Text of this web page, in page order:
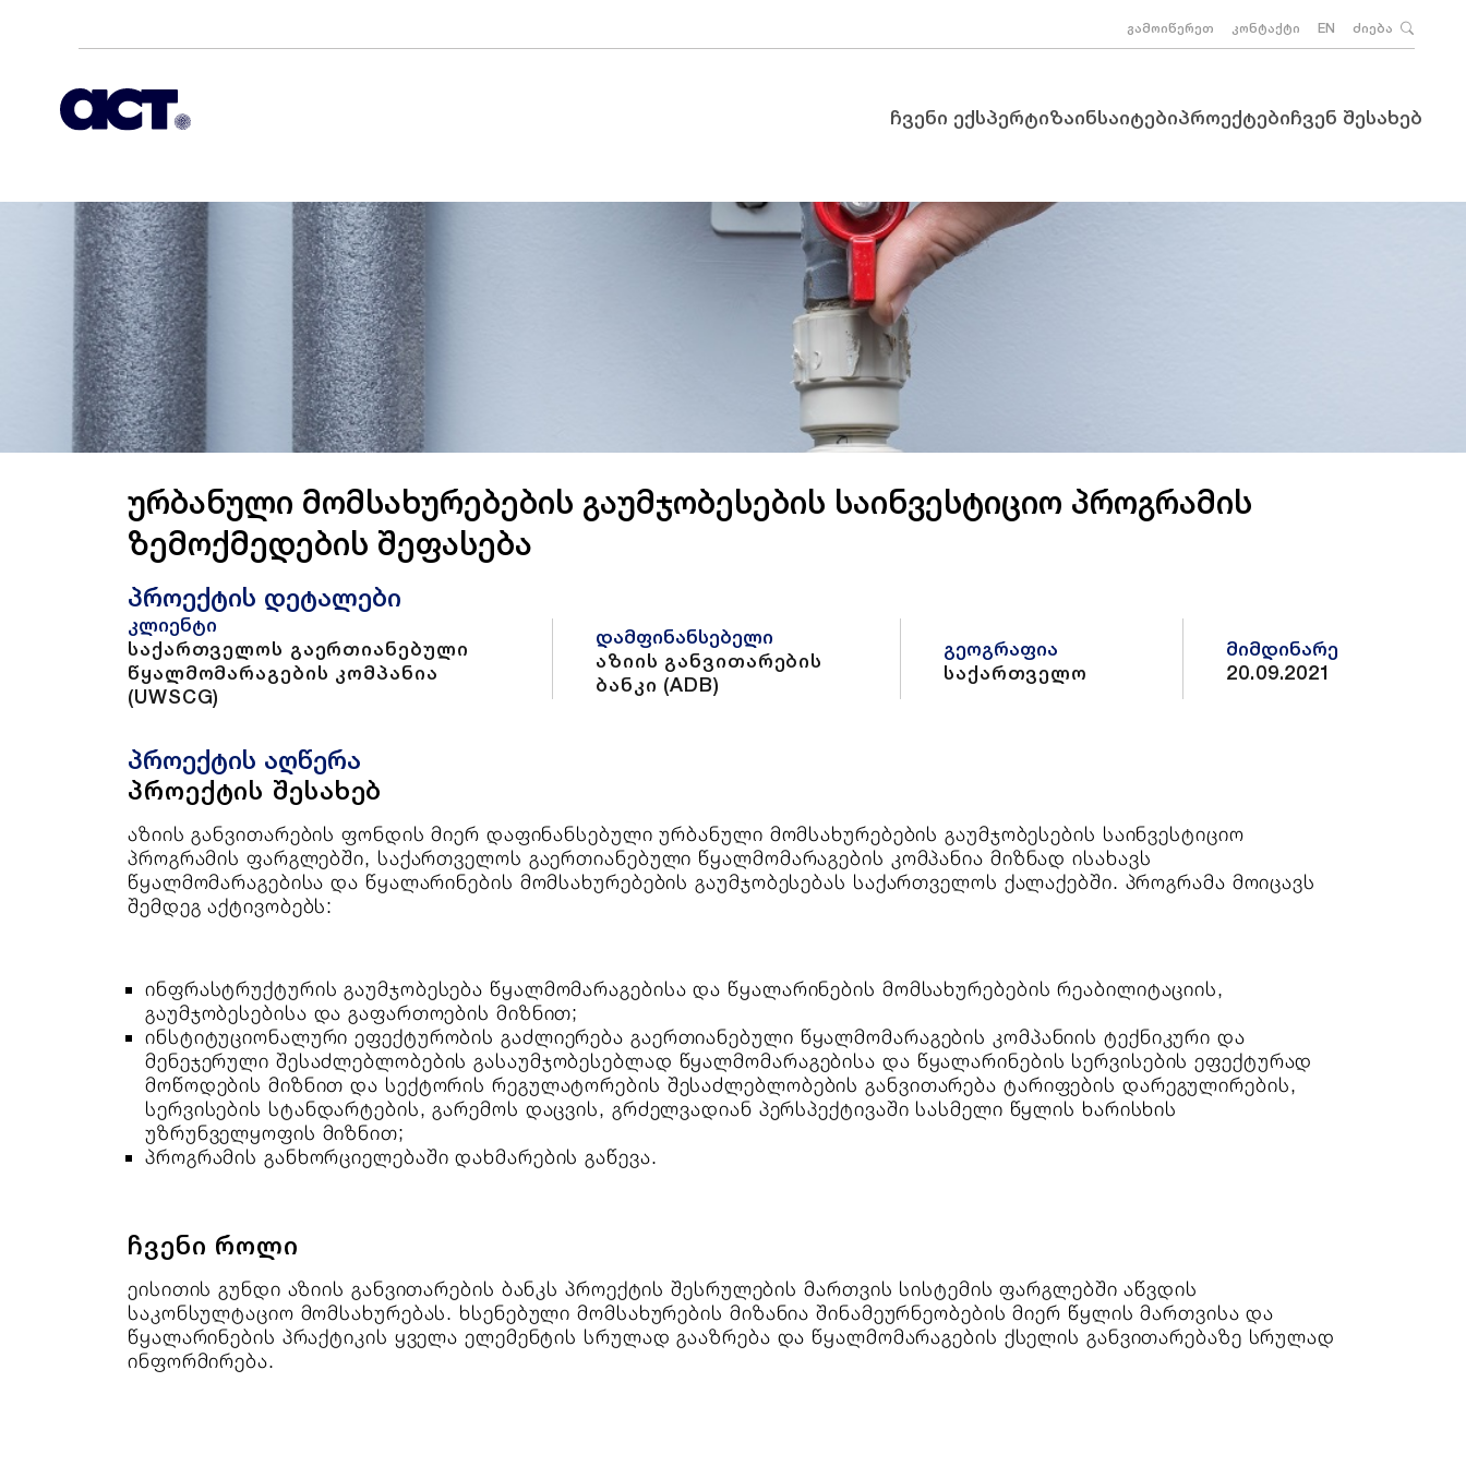
გამოიწერეთ კონტაქტი EN ძიება
ჩვენი ექსპერტიზაინსაიტებიპროექტებიჩვენ შესახებ
ურბანული მომსახურებების გაუმჯობესების საინვესტიციო პროგრამის
ზემოქმედების შეფასება
პროექტის დეტალები
კლიენტი
საქართველოს გაერთიანებული
წყალმომარაგების კომპანია
(UWSCG)
დამფინანსებელი
აზიის განვითარების
ბანკი (ADB)
გეოგრაფია
საქართველო
მიმდინარე
20.09.2021
პროექტის აღწერა
პროექტის შესახებ
აზიის განვითარების ფონდის მიერ დაფინანსებული ურბანული მომსახურებების გაუმჯობესების საინვესტიციო
პროგრამის ფარგლებში, საქართველოს გაერთიანებული წყალმომარაგების კომპანია მიზნად ისახავს
წყალმომარაგებისა და წყალარინების მომსახურებების გაუმჯობესებას საქართველოს ქალაქებში. პროგრამა მოიცავს
შემდეგ აქტივობებს:
ინფრასტრუქტურის გაუმჯობესება წყალმომარაგებისა და წყალარინების მომსახურებების რეაბილიტაციის,
გაუმჯობესებისა და გაფართოების მიზნით;
ინსტიტუციონალური ეფექტურობის გაძლიერება გაერთიანებული წყალმომარაგების კომპანიის ტექნიკური და
მენეჯერული შესაძლებლობების გასაუმჯობესებლად წყალმომარაგებისა და წყალარინების სერვისების ეფექტურად
მოწოდების მიზნით და სექტორის რეგულატორების შესაძლებლობების განვითარება ტარიფების დარეგულირების,
სერვისების სტანდარტების, გარემოს დაცვის, გრძელვადიან პერსპექტივაში სასმელი წყლის ხარისხის
უზრუნველყოფის მიზნით;
პროგრამის განხორციელებაში დახმარების გაწევა.
ჩვენი როლი
ეისითის გუნდი აზიის განვითარების ბანკს პროექტის შესრულების მართვის სისტემის ფარგლებში აწვდის
საკონსულტაციო მომსახურებას. ხსენებული მომსახურების მიზანია შინამეურნეობების მიერ წყლის მართვისა და
წყალარინების პრაქტიკის ყველა ელემენტის სრულად გააზრება და წყალმომარაგების ქსელის განვითარებაზე სრულად
ინფორმირება.